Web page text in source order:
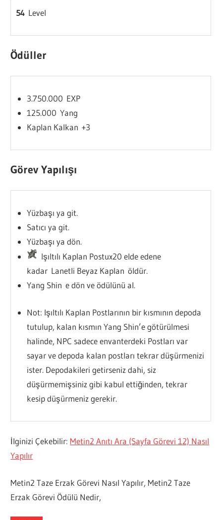
54 Level
Ödüller
3.750.000 EXP
125.000 Yang
Kaplan Kalkan +3
Görev Yapılışı
Yüzbaşı ya git.
Satıcı ya git.
Yüzbaşı ya dön.
Işıltılı Kaplan Postux20 elde edene
kadar Lanetli Beyaz Kaplan öldür.
Yang Shin e dön ve ödülünü al.
Not: Işıltılı Kaplan Postlarının bir kısmının depoda
tutulup, kalan kısmın Yang Shin’e götürülmesi
halinde, NPC sadece envanterdeki Postları var
sayar ve depoda kalan postları tekrar düşürmenizi
ister. Depodakileri getirseniz dahi, siz
düşürmemişsiniz gibi kabul ettiğinden, tekrar
kesip düşürmeniz gerekir.
İlginizi Çekebilir: Metin2 Anıtı Ara (Sayfa Görevi 12) Nasıl
Yapılır
Metin2 Taze Erzak Görevi Nasıl Yapılır, Metin2 Taze
Erzak Görevi Ödülü Nedir,